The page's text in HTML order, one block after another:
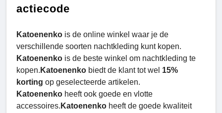
actiecode
Katoenenko is de online winkel waar je de
verschillende soorten nachtkleding kunt kopen.
Katoenenko is de beste winkel om nachtkleding te
kopen. Katoenenko biedt de klant tot wel 15%
korting op geselecteerde artikelen.
Katoenenko heeft ook goede en vlotte
accessoires. Katoenenko heeft de goede kwaliteit